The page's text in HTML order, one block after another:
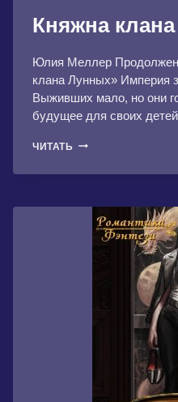
Княжна
Юлия Меллер
клана Лунных» Империя
Выживших мало, но они
будущее для своих
ЧИТАТЬ КНЯЖНА
ЛУННЫХ